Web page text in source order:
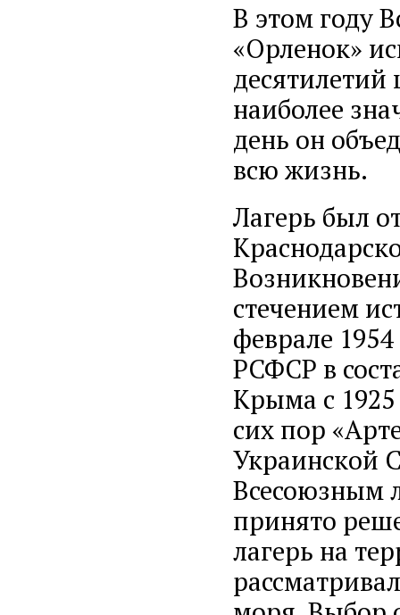
В этом году
«Орленок»
наиболее
день он
всю жизнь.
Лагерь был
стечением
феврале
РСФСР в
Крыма с 1925
сих пор
Украинской
Всесоюзным
принято
лагерь на